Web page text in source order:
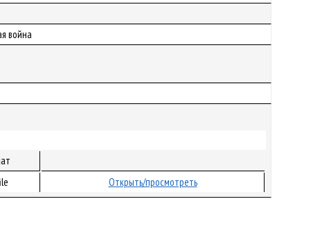
война
Открыть/просмотреть